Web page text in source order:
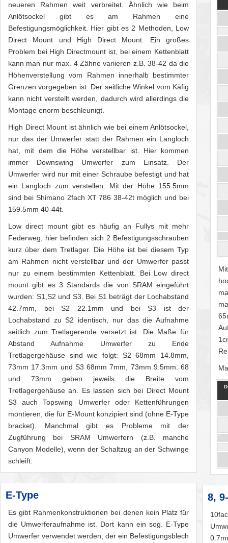
neueren Rahmen weit verbreitet. Ähnlich wie beim
Anlötsockel gibt es am Rahmen eine
Befestigungsmöglichkeit. Hier gibt es 2 Methoden, Low
Direct Mount und High Direct Mount. Ein großes
Problem bei High Directmount ist, bei einem Kettenblatt
kann man nur max. 4 Zähne variieren z.B. 38-42 da die
Höhenverstellung vom Rahmen innerhalb bestimmter
Grenzen vorgegeben ist. Der seitliche Winkel vom Käfig
kann nicht verstellt werden, dadurch wird allerdings die
Montage enorm beschleunigt.
High Direct Mount ist ähnlich wie bei einem Anlötsockel,
nur das der Umwerfer statt der Rahmen ein Langloch
hat, mit dem die Höhe verstellbar ist. Hier kommen
immer Downswing Umwerfer zum Einsatz. Der
Umwerfer wird nur mit einer Schraube befestigt und hat
ein Langloch zum verstellen. Mit der Höhe 155.5mm
sind bei Shimano 2fach XT 786 38-42t möglich und bei
159.5mm 40-44t.
Low direct mount gibt es häufig an Fullys mit mehr
Federweg, hier befinden sich 2 Befestigungsschrauben
kurz über dem Tretlager. Die Höhe ist bei diesem Typ
am Rahmen nicht verstellbar und der Umwerfer passt
nur zu einem bestimmten Kettenblatt. Bei Low direct
mount gibt es 3 Standards die von SRAM eingeführt
wurden: S1,S2 und S3. Bei S1 beträgt der Lochabstand
42.7mm, bei S2 22.1mm und bei S3 ist der
Lochabstand zu S2 identisch, nur das die Aufnahme
seitlich zum Tretlagerende versetzt ist. Die Maße für
Abstand Aufnahme Umwerfer zu Ende
Tretlagergehäuse sind wie folgt: S2 68mm 14.8mm,
73mm 17.3mm und S3 68mm 7mm, 73mm 9.5mm. 68
und 73mm geben jeweils die Breite vom
Tretlagergehäuse an. Es lassen sich bei Direct Mount
S3 auch Topswing Umwerfer oder Kettenführungen
montieren, die für E-Mount konzipiert sind (ohne E-Type
bracket). Manchmal gibt es Probleme mit der
Zugführung bei SRAM Umwerfern (z.B. manche
Canyon Modelle), wenn der Schaltzug an der Schwinge
schleift.
E-Type
Es gibt Rahmenkonstruktionen bei denen kein Platz für
die Umwerferaufnahme ist. Dort kann ein sog. E-Type
Umwerfer verwendet werden, der ein Befestigungsblech
8,